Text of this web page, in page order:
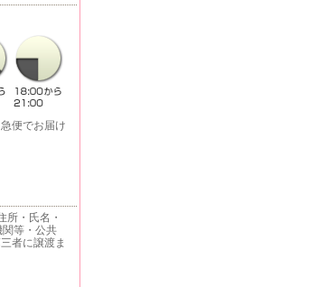
便でお届け
所・氏名・
等・公共
者に譲渡ま